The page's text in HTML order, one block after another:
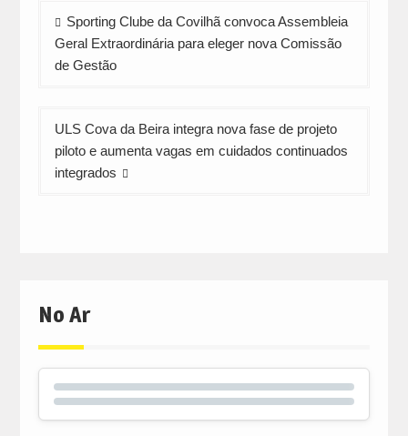
Navegação
de
artigos
Sporting Clube da Covilhã convoca Assembleia
Geral Extraordinária para eleger nova Comissão
de Gestão
ULS Cova da Beira integra nova fase de projeto
piloto e aumenta vagas em cuidados continuados
integrados
No Ar